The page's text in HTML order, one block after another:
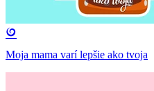
Moja mama varí lepšie ako tvoja